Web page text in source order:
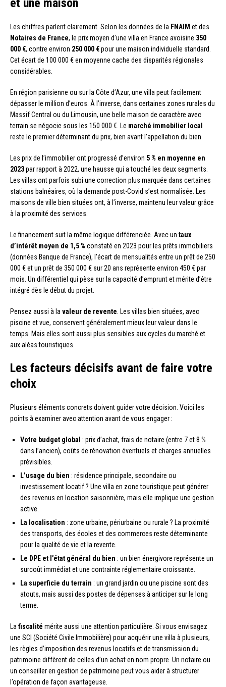
et une maison
Les chiffres parlent clairement. Selon les données de la FNAIM et des
Notaires de France, le prix moyen d’une villa en France avoisine 350
000 €, contre environ 250 000 €pour une maison individuelle standard.
Cet écart de 100 000 € en moyenne cache des disparités régionales
considérables.
En région parisienne ou sur la Côte d’Azur, une villa peut facilement
dépasser le million d’euros. À l’inverse, dans certaines zones rurales du
Massif Central ou du Limousin, une belle maison de caractère avec
terrain se négocie sous les 150 000 €. Le marché immobilier local
reste le premier déterminant du prix, bien avant l’appellation du bien.
Les prix de l’immobilier ont progressé d’environ 5 % en moyenne en
2023par rapport à 2022, une hausse qui a touché les deux segments.
Les villas ont parfois subi une correction plus marquée dans certaines
stations balnéaires, où la demande post-Covid s’est normalisée. Les
maisons de ville bien situées ont, à l’inverse, maintenu leur valeur grâce
à la proximité des services.
Le financement suit la même logique différenciée. Avec un taux
d’intérêt moyen de 1,5 % constaté en 2023 pour les prêts immobiliers
(données Banque de France), l’écart de mensualités entre un prêt de 250
000 € et un prêt de 350 000 € sur 20 ans représente environ 450 € par
mois. Un différentiel qui pèse sur la capacité d’emprunt et mérite d’être
intégré dès le début du projet.
Pensez aussi à la valeur de revente . Les villas bien situées, avec
piscine et vue, conservent généralement mieux leur valeur dans le
temps. Mais elles sont aussi plus sensibles aux cycles du marché et
aux aléas touristiques.
Les facteurs décisifs avant de faire votre
choix
Plusieurs éléments concrets doivent guider votre décision. Voici les
points à examiner avec attention avant de vous engager :
Votre budget global : prix d’achat, frais de notaire (entre 7 et 8 %
dans l’ancien), coûts de rénovation éventuels et charges annuelles
prévisibles.
L’usage du bien : résidence principale, secondaire ou
investissement locatif ? Une villa en zone touristique peut générer
des revenus en location saisonnière, mais elle implique une gestion
active.
La localisation : zone urbaine, périurbaine ou rurale ? La proximité
des transports, des écoles et des commerces reste déterminante
pour la qualité de vie et la revente.
Le DPE et l’état général du bien : un bien énergivore représente un
surcoût immédiat et une contrainte réglementaire croissante.
La superficie du terrain : un grand jardin ou une piscine sont des
atouts, mais aussi des postes de dépenses à anticiper sur le long
terme.
La fiscalité mérite aussi une attention particulière. Si vous envisagez
une SCI (Société Civile Immobilière) pour acquérir une villa à plusieurs,
les règles d’imposition des revenus locatifs et de transmission du
patrimoine diffèrent de celles d’un achat en nom propre. Un notaire ou
un conseiller en gestion de patrimoine peut vous aider à structurer
l’opération de façon avantageuse.